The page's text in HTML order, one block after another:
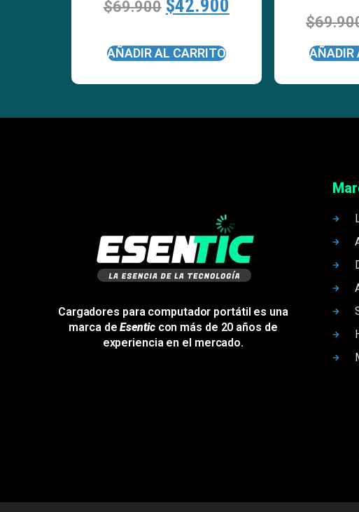
$69.900 $42.900
AÑADIR AL CARRITO
$
AÑADIR
Cargadores para computador portátil es una
marca deEsenticcon más de 20 años de
experiencia en el mercado.